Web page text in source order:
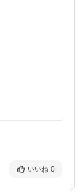
いいね 0